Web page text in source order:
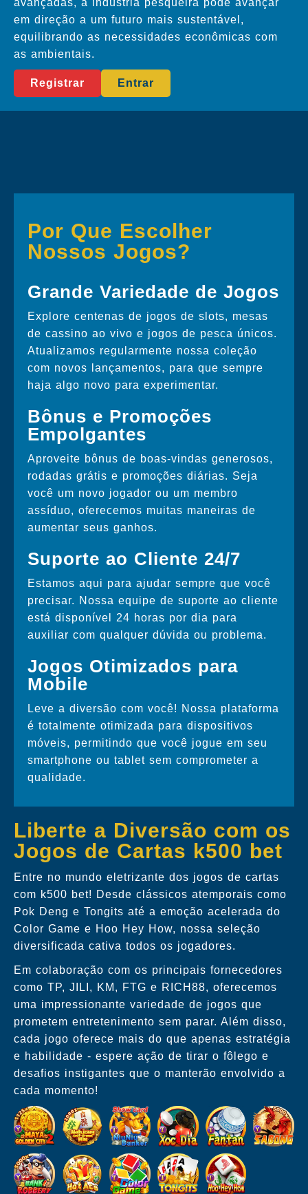
em direção a um futuro mais sustentável,
equilibrando as necessidades econômicas com
as ambientais.
Registrar Entrar
Por Que Escolher
Nossos Jogos?
Grande Variedade de Jogos
Explore centenas de jogos de slots, mesas
de cassino ao vivo e jogos de pesca únicos.
Atualizamos regularmente nossa coleção
com novos lançamentos, para que sempre
haja algo novo para experimentar.
Bônus e Promoções
Empolgantes
Aproveite bônus de boas-vindas generosos,
rodadas grátis e promoções diárias. Seja
você um novo jogador ou um membro
assíduo, oferecemos muitas maneiras de
aumentar seus ganhos.
Suporte ao Cliente 24/7
Estamos aqui para ajudar sempre que você
precisar. Nossa equipe de suporte ao cliente
está disponível 24 horas por dia para
auxiliar com qualquer dúvida ou problema.
Jogos Otimizados para
Mobile
Leve a diversão com você! Nossa plataforma
é totalmente otimizada para dispositivos
móveis, permitindo que você jogue em seu
smartphone ou tablet sem comprometer a
qualidade.
Liberte a Diversão com os
Jogos de Cartas k500 bet
Entre no mundo eletrizante dos jogos de cartas
com k500 bet! Desde clássicos atemporais como
Pok Deng e Tongits até a emoção acelerada do
Color Game e Hoo Hey How, nossa seleção
diversificada cativa todos os jogadores.
Em colaboração com os principais fornecedores
como TP, JILI, KM, FTG e RICH88, oferecemos
uma impressionante variedade de jogos que
prometem entretenimento sem parar. Além disso,
cada jogo oferece mais do que apenas estratégia
e habilidade - espere ação de tirar o fôlego e
desafios instigantes que o manterão envolvido a
cada momento!